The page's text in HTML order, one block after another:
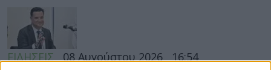
ΕΙΔΗΣΕΙΣ 08 Αυγούστου 2026 16:54